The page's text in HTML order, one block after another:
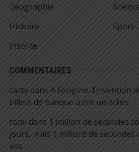
Géographie
Histoire
Insolite
Sport
COMMENTAIRES
caztydans A l’origine, l’invention
billets de banque a été un échec
romi dans 1 million de secondes
jours, mais 1 milliard de secondes
ans